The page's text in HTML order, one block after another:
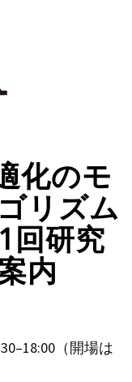
化のモ
リズム
回研究
内
（開場は